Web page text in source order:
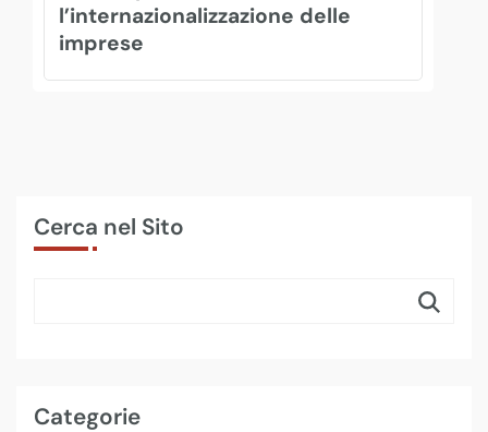
l’internazionalizzazione delle
imprese
Cerca nel Sito
Categorie